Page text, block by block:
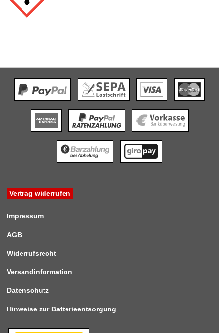
Vertrag widerrufen
Impressum
AGB
Widerrufsrecht
Versandinformation
Datenschutz
Hinweise zur Batterieentsorgung